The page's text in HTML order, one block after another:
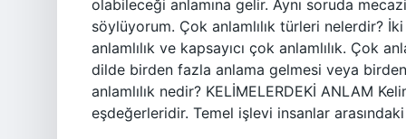
olabileceği anlamına gelir. Aynı soruda
söylüyorum. Çok anlamlılık türleri nelerdir?
anlamlılık ve kapsayıcı çok anlamlılık. Çok
dilde birden fazla anlama gelmesi veya
anlamlılık nedir? KELİMELERDEKİ ANLAM
eşdeğerleridir. Temel işlevi insanlar